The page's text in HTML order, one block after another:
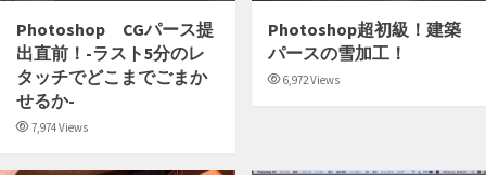
Photoshop CGパース提
出直前！-ラスト5分のレ
タッチでどこまでごまか
せるか-
7,974 Views
Photoshop超初級！建築
パースの雪加工！
6,972 Views